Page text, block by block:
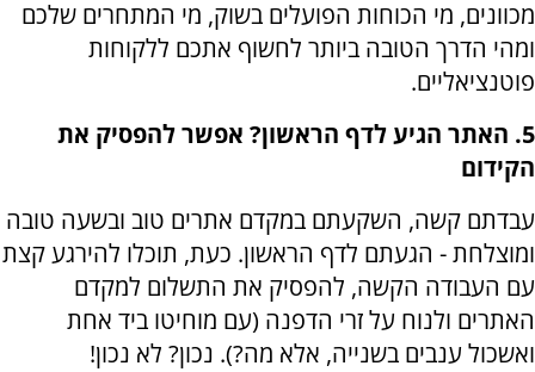
מכוונים, מי הכוחות הפועלים בשוק, מי המתחרים שלכם
ומהי הדרך הטובה ביותר לחשוף אתכם ללקוחות
פוטנציאליים.
5. האתר הגיע לדף הראשון
? אפשר להפסיק את
הקידום
עבדתם קשה, השקעתם במקדם אתרים טוב ובשעה טובה
ומוצלחת - הגעתם לדף הראשון. כעת, תוכלו להירגע קצת
עם העבודה הקשה, להפסיק את התשלום למקדם
האתרים ולנוח על זרי הדפנה (עם מוחיטו ביד אחת
ואשכול ענבים בשנייה, אלא מה?). נכון? לא נכון!